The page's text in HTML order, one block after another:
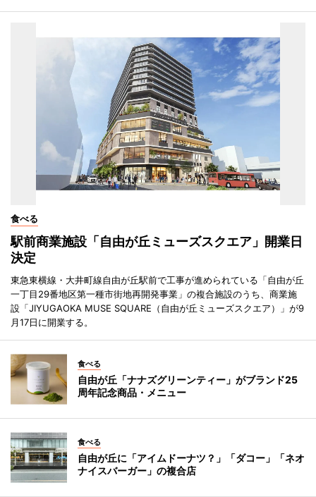
食べる
駅前商業施設「自由が丘ミューズスクエア」開業日
決定
東急東横線・大井町線自由が丘駅前で工事が進められている「自由が丘
一丁目29番地区第一種市街地再開発事業」の複合施設のうち、商業施
設「JIYUGAOKA MUSE SQUARE（自由が丘ミューズスクエア）」が9
月17日に開業する。
食べる
自由が丘「ナナズグリーンティー」がブランド25
周年記念商品・メニュー
食べる
自由が丘に「アイムドーナツ？」「ダコー」「ネオ
ナイスバーガー」の複合店